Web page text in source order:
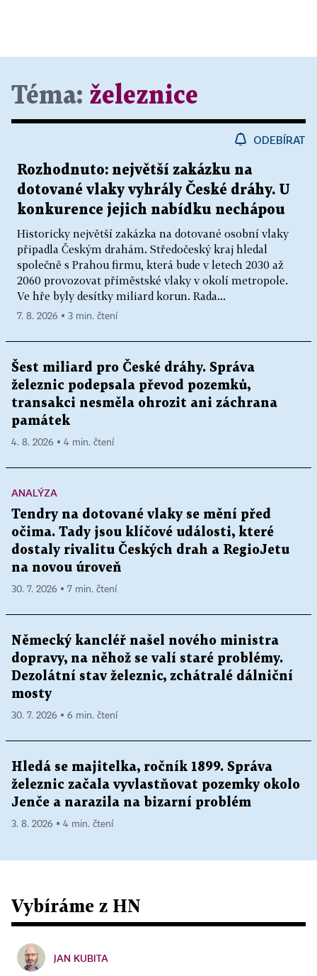
Téma: železnice
ODEBÍRAT
Rozhodnuto: největší zakázku na
dotované vlaky vyhrály České dráhy. U
konkurence jejich nabídku nechápou
Historicky největší zakázka na dotované osobní vlaky
připadla Českým drahám. Středočeský kraj hledal
společně s Prahou firmu, která bude v letech 2030 až
2060 provozovat příměstské vlaky v okolí metropole.
Ve hře byly desítky miliard korun. Rada...
7. 8. 2026 ▪ 3 min. čtení
Šest miliard pro České dráhy. Správa
železnic podepsala převod pozemků,
transakci nesměla ohrozit ani záchrana
památek
4. 8. 2026 ▪ 4 min. čtení
ANALÝZA
Tendry na dotované vlaky se mění před
očima. Tady jsou klíčové události, které
dostaly rivalitu Českých drah a RegioJetu
na novou úroveň
30. 7. 2026 ▪ 7 min. čtení
Německý kancléř našel nového ministra
dopravy, na něhož se valí staré problémy.
Dezolátní stav železnic, zchátralé dálniční
mosty
30. 7. 2026 ▪ 6 min. čtení
Hledá se majitelka, ročník 1899. Správa
železnic začala vyvlastňovat pozemky okolo
Jenče a narazila na bizarní problém
3. 8. 2026 ▪ 4 min. čtení
Vybíráme z HN
JAN KUBITA